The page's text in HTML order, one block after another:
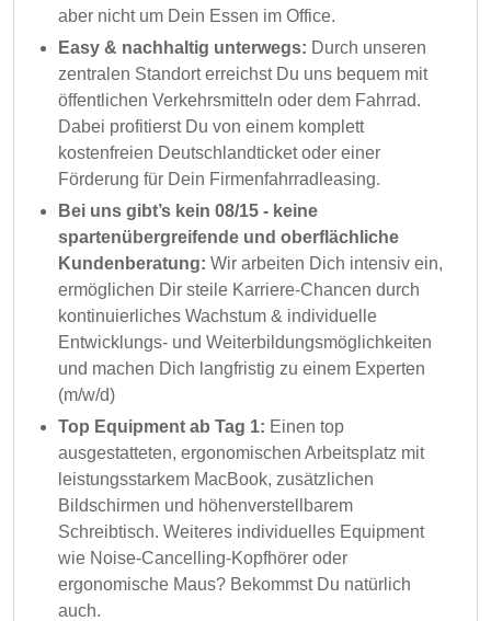
aber nicht um Dein Essen im Office.
Easy & nachhaltig unterwegs: Durch unseren
zentralen Standort erreichst Du uns bequem mit
öffentlichen Verkehrsmitteln oder dem Fahrrad.
Dabei profitierst Du von einem komplett
kostenfreien Deutschlandticket oder einer
Förderung für Dein Firmenfahrradleasing.
Bei uns gibt’s kein 08/15 - keine
spartenübergreifende und oberflächliche
Kundenberatung: Wir arbeiten Dich intensiv ein,
ermöglichen Dir steile Karriere-Chancen durch
kontinuierliches Wachstum & individuelle
Entwicklungs- und Weiterbildungsmöglichkeiten
und machen Dich langfristig zu einem Experten
(m/w/d)
Top Equipment ab Tag 1: Einen top
ausgestatteten, ergonomischen Arbeitsplatz mit
leistungsstarkem MacBook, zusätzlichen
Bildschirmen und höhenverstellbarem
Schreibtisch. Weiteres individuelles Equipment
wie Noise-Cancelling-Kopfhörer oder
ergonomische Maus? Bekommst Du natürlich
auch.